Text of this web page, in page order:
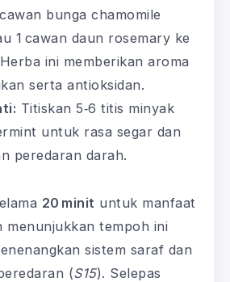
bunga chamomile
1 cawan daun rosemary ke
ini memberikan aroma
serta antioksidan.
Titiskan 5‑6 titis minyak
untuk rasa segar dan
peredaran darah.
20 minit untuk manfaat
menunjukkan tempoh ini
sistem saraf dan
(S15). Selepas